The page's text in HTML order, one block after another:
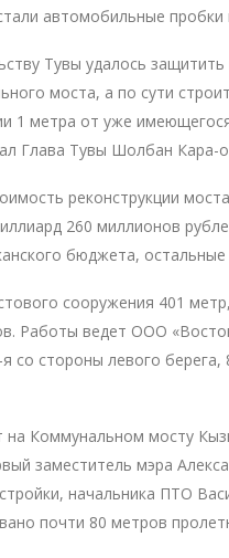
автомобильные пробки
Тувы удалось защитить
моста, а по сути
1 метра от уже
Глава Тувы Шолбан Кара-
реконструкции
260 миллионов
бюджета,
сооружения 401
Работы ведет ООО
со стороны левого
на Коммунальном мосту
заместитель мэра
начальника ПТО
почти 80 метров